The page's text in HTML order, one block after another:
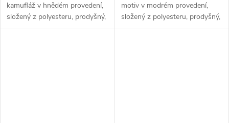
kamufláž v hnědém provedení,
složený z polyesteru, prodyšný,
rozměr 1850x700 mm
motiv v modrém provedení,
složený z polyesteru, prodyšný,
rozměr 1900x1100 mm